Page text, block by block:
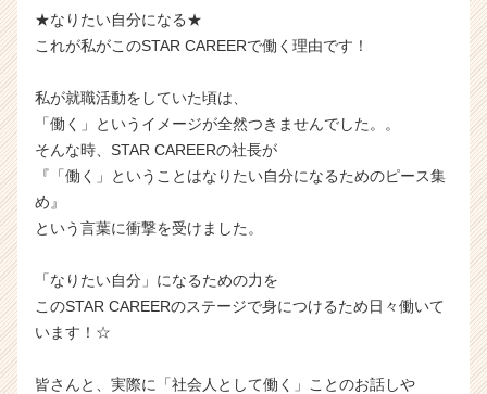
★なりたい自分になる★
これが私がこのSTAR CAREERで働く理由です！
私が就職活動をしていた頃は、
「働く」というイメージが全然つきませんでした。。
そんな時、STAR CAREERの社長が
『「働く」ということはなりたい自分になるためのピース集
め』
という言葉に衝撃を受けました。
「なりたい自分」になるための力を
このSTAR CAREERのステージで身につけるため日々働いて
います！☆
皆さんと、実際に「社会人として働く」ことのお話しや